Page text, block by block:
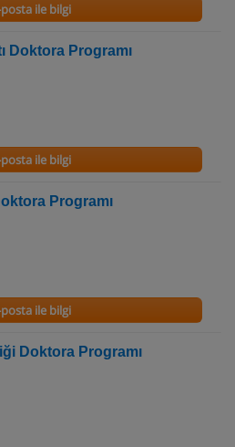
posta ile bilgi
Doktora Programı
posta ile bilgi
Programı
posta ile bilgi
Doktora Programı